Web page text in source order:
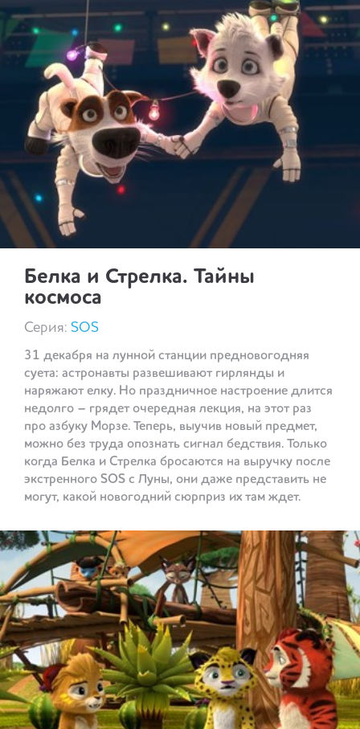
Белка и Стрелка. Тайны
космоса
Серия: SOS
31 декабря на лунной станции предновогодняя
суета: астронавты развешивают гирлянды и
наряжают елку. Но праздничное настроение длится
недолго – грядет очередная лекция, на этот раз
про азбуку Морзе. Теперь, выучив новый предмет,
можно без труда опознать сигнал бедствия. Только
когда Белка и Стрелка бросаются на выручку после
экстренного SOS с Луны, они даже представить не
могут, какой новогодний сюрприз их там ждет.